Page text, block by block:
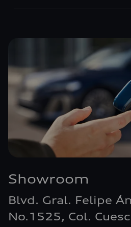
Showroom
Blvd. Gral. Felipe
No.1525, Col.